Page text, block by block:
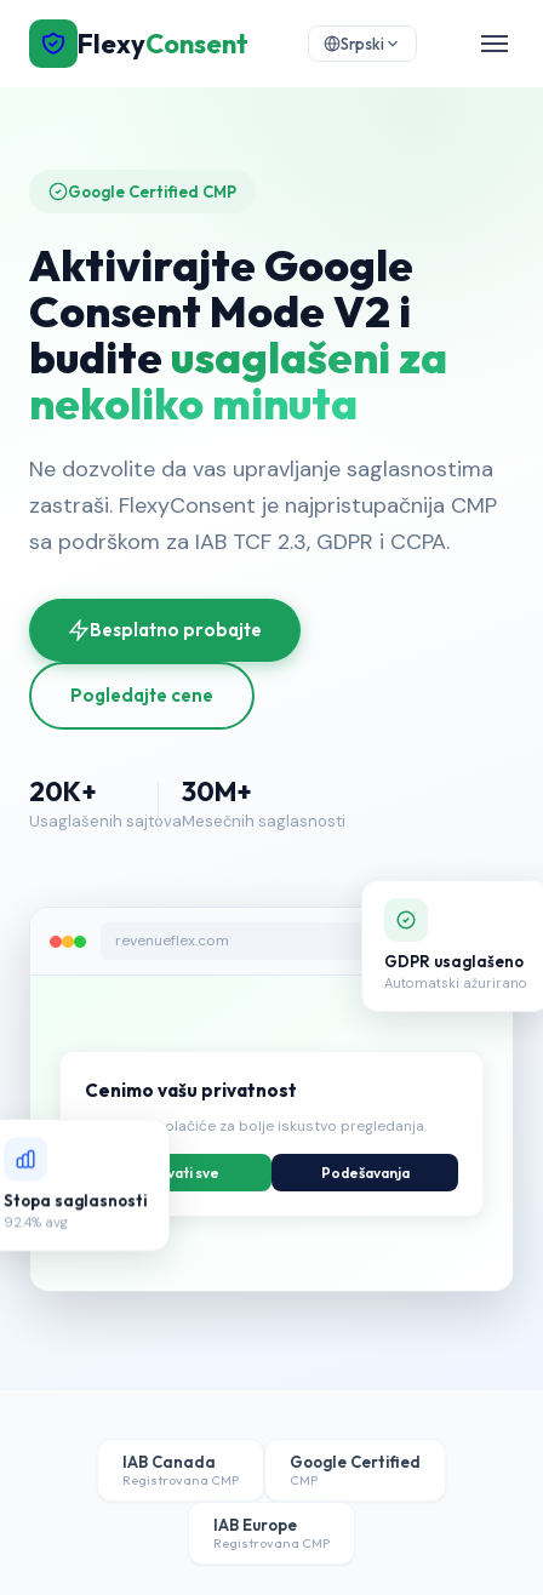
FlexyConsent Srpski
Google Certified CMP
Aktivirajte Google
Consent Mode V2 i
budite usaglašeni za
nekoliko minuta
Ne dozvolite da vas upravljanje saglasnostima
zastraši. FlexyConsent je najpristupačnija CMP
sa podrškom za IAB TCF 2.3, GDPR i CCPA.
Besplatno probajte
Pogledajte cene
20K+
Usaglašenih sajtova
30M+
Mesečnih saglasnosti
revenueflex.com
Cenimo vašu privatnost
Koristimo kolačiće za bolje iskustvo pregledanja.
Prihvati sve Podešavanja
GDPR usaglašeno
Stopa saglasnosti
92.4% avg
IAB Canada
Registrovana CMP
Google Certified
CMP
IAB Europe
Registrovana CMP